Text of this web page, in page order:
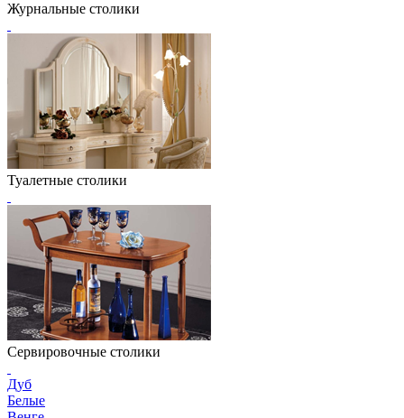
Журнальные столики
Туалетные столики
Сервировочные столики
Дуб
Белые